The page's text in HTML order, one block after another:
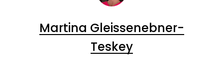
Martina Gleissenebner-
Teskey